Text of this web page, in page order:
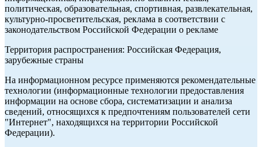
политическая, образовательная, спортивная, развлекательная,
культурно-просветительская, реклама в соответствии с
законодательством Российской Федерации о рекламе
Территория распространения: Российская Федерация,
зарубежные страны
На информационном ресурсе применяются рекомендательные
технологии (информационные технологии предоставления
информации на основе сбора, систематизации и анализа
сведений, относящихся к предпочтениям пользователей сети
"Интернет", находящихся на территории Российской
Федерации).